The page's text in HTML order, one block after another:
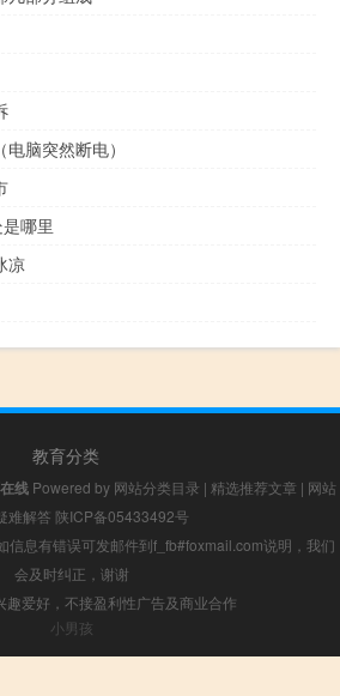
脑突然断电）
哪里
凉
教育分类
线 Powered by 网站分类目录 | 精选推荐文章 | 网站
难解答 陕ICP备05433492号
信息有错误可发邮件到f_fb#foxmail.com说明，我们
会及时纠正，谢谢
趣爱好，不接盈利性广告及商业合作
小男孩